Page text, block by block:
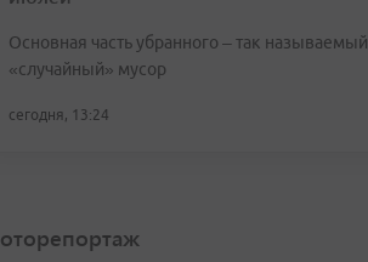
Основная часть убранного – так называемый
«случайный» мусор
сегодня, 13:24